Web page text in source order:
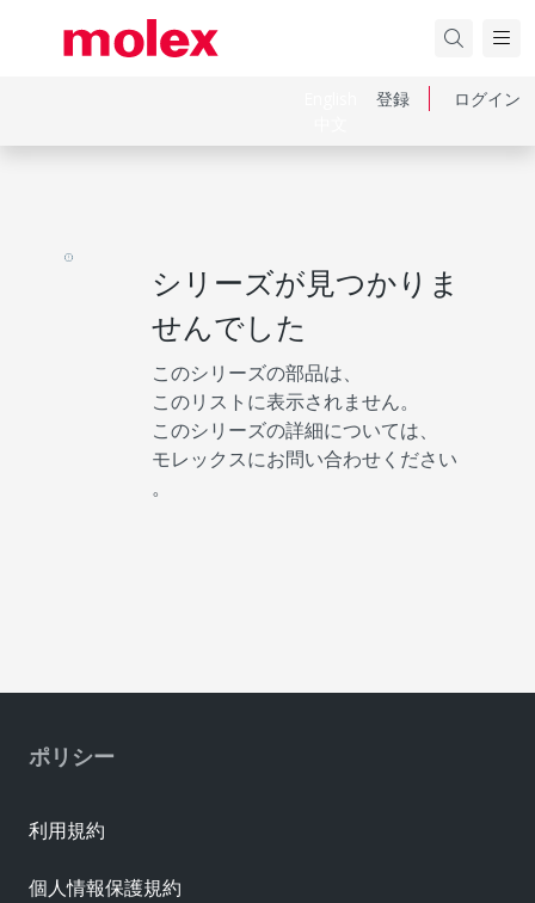
登録 ログイン
シリーズが見つかりま
せんでした
このシリーズの部品は、
このリストに表示されません。
このシリーズの詳細については、
モレックスにお問い合わせください
。
ポリシー
利用規約
個人情報保護規約